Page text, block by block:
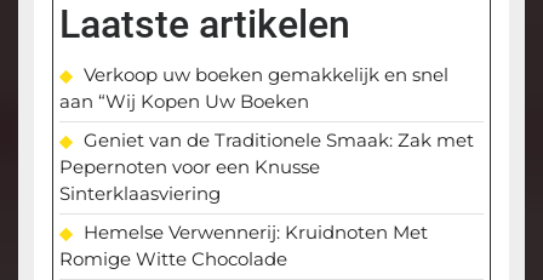
Laatste artikelen
Verkoop uw boeken gemakkelijk en snel
aan “Wij Kopen Uw Boeken
Geniet van de Traditionele Smaak: Zak met
Pepernoten voor een Knusse
Sinterklaasviering
Hemelse Verwennerij: Kruidnoten Met
Romige Witte Chocolade